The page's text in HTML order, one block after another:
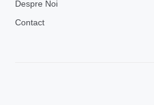
Despre Noi
Contact